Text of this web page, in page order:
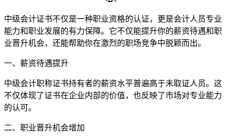
​中级会计证书不仅是一种职业资格的认证，更是会计人员专业
能力和职业发展的有力保障。它不仅能提升你的薪资待遇和职
业晋升机会，还能帮助你在激烈的职场竞争中脱颖而出。
一、薪资待遇提升
中级会计职称证书持有者的薪资水平普遍高于未取证人员。这
不仅体现了证书在企业内部的价值，也反映了市场对专业能力
的认可。
二、职业晋升机会增加